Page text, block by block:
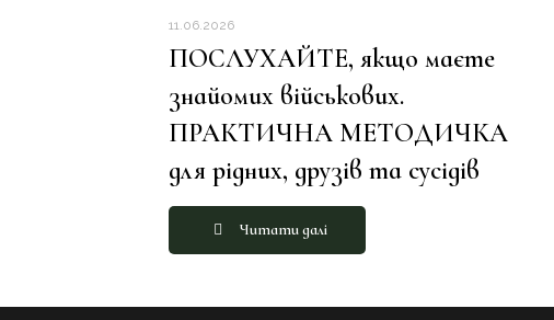
11.06.2026
ПОСЛУХАЙТЕ, якщо маєте
знайомих військових.
ПРАКТИЧНА МЕТОДИЧКА
для рідних, друзів та сусідів
Читати далі